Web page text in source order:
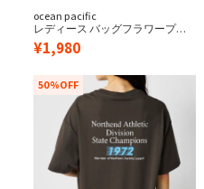
ocean pacific
レディース バッグフラワープリ
ント半袖Tシャツ
¥1,980
50%OFF